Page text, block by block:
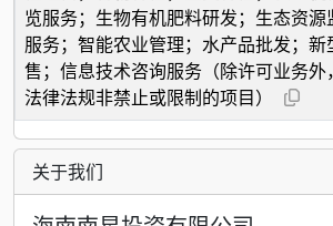
览服务；生物有机肥料研发；生态资
服务；智能农业管理；水产品批发；
售；信息技术咨询服务（除许可业务
法律法规非禁止或限制的项目）
关于我们